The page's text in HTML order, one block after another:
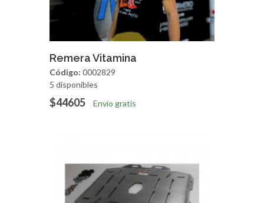
Agregar
Remera Vitamina
Código: 0002829
5 disponibles
$44605 Envío gratis